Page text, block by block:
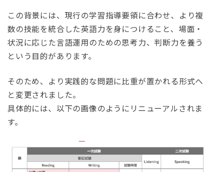
この背景には、現行の学習指導要領に合わせ、より複
数の技能を統合した英語力を身につけること、場面・
状況に応じた言語運用のための思考力、判断力を養う
という目的があります。
そのため、より実践的な問題に比重が置かれる形式へ
と変更されました。
具体的には、以下の画像のようにリニューアルされま
す。